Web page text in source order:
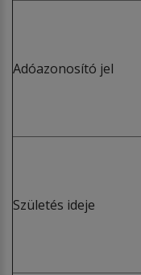
Adóazonosító jel
Születés ideje